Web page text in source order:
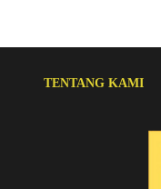
TENTANG KAMI